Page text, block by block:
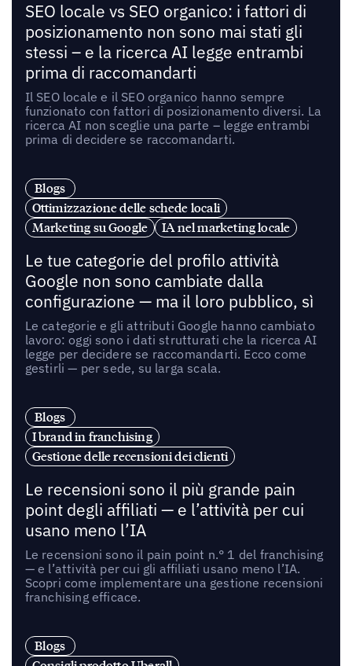
SEO locale vs SEO organico: i fattori di
posizionamento non sono mai stati gli
stessi – e la ricerca AI legge entrambi
prima di raccomandarti
Il SEO locale e il SEO organico hanno sempre
funzionato con fattori di posizionamento diversi. La
ricerca AI non sceglie una parte – legge entrambi
prima di decidere se raccomandarti.
Blogs
Ottimizzazione delle schede locali
Marketing su Google
IA nel marketing locale
Le tue categorie del profilo attività
Google non sono cambiate dalla
configurazione — ma il loro pubblico, sì
Le categorie e gli attributi Google hanno cambiato
lavoro: oggi sono i dati strutturati che la ricerca AI
legge per decidere se raccomandarti. Ecco come
gestirli — per sede, su larga scala.
Blogs
I brand in franchising
Gestione delle recensioni dei clienti
Le recensioni sono il più grande pain
point degli affiliati — e l’attività per cui
usano meno l’IA
Le recensioni sono il pain point n.° 1 del franchising
— e l’attività per cui gli affiliati usano meno l’IA.
Scopri come implementare una gestione recensioni
franchising efficace.
Blogs